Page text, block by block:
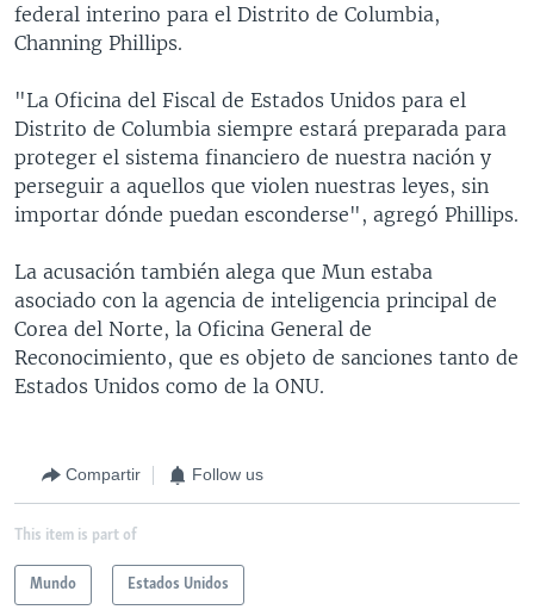
federal interino para el Distrito de Columbia,
Channing Phillips.
"La Oficina del Fiscal de Estados Unidos para el
Distrito de Columbia siempre estará preparada para
proteger el sistema financiero de nuestra nación y
perseguir a aquellos que violen nuestras leyes, sin
importar dónde puedan esconderse", agregó Phillips.
La acusación también alega que Mun estaba
asociado con la agencia de inteligencia principal de
Corea del Norte, la Oficina General de
Reconocimiento, que es objeto de sanciones tanto de
Estados Unidos como de la ONU.
Compartir Follow us
This item is part of
Mundo Estados Unidos